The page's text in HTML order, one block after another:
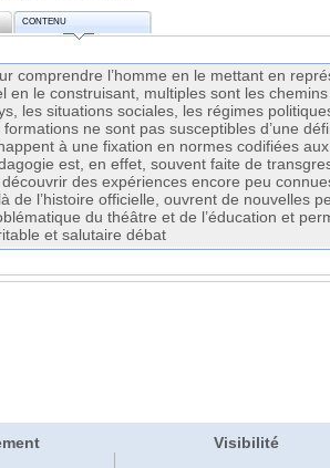
CONTENU
comprendre l’homme en le mettant en
en le construisant, multiples sont les
les situations sociales, les régimes
formations ne sont pas susceptibles d’une
à une fixation en normes codifiées
est, en effet, souvent faite de
des expériences encore peu
de l’histoire officielle, ouvrent de nouvelles
du théâtre et de l’éducation et
et salutaire débat
Visibilité